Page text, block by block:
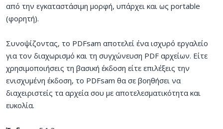
από την εγκαταστάσιμη μορφή, υπάρχει και ως portable
(φορητή).
Συνοψίζοντας, το PDFsam αποτελεί ένα ισχυρό εργαλείο
για τον διαχωρισμό και τη συγχώνευση PDF αρχείων. Είτε
χρησιμοποιήσεις τη βασική έκδοση είτε επιλέξεις την
ενισχυμένη έκδοση, το PDFsam θα σε βοηθήσει να
διαχειριστείς τα αρχεία σου με αποτελεσματικότητα και
ευκολία.